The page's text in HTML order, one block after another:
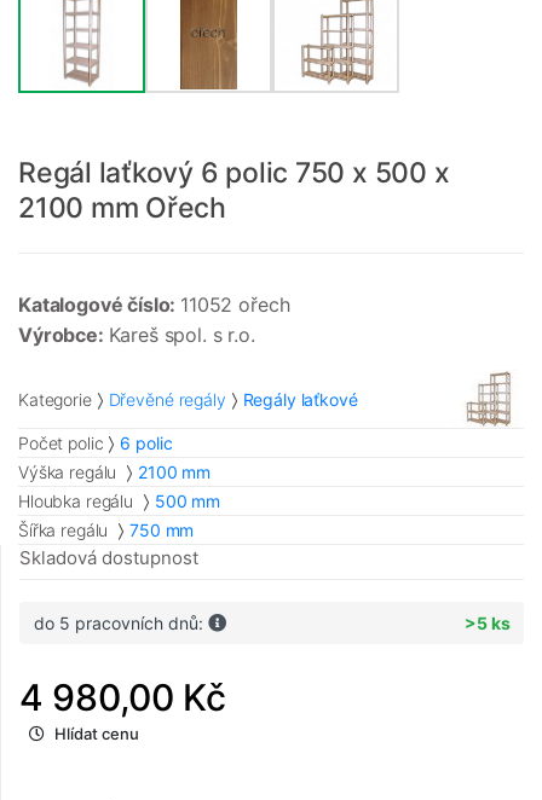
Regál laťkový 6 polic 750 x 500 x
2100 mm Ořech
Katalogové číslo: 11052 ořech
Výrobce: Kareš spol. s r.o.
Kategorie Dřevěné regály Regály laťkové
Počet polic
6 polic
Výška regálu
2100 mm
Hloubka regálu
500 mm
Šířka regálu
750 mm
Skladová dostupnost
do 5 pracovních dnů: >5 ks
4 980,00 Kč
Hlídat cenu